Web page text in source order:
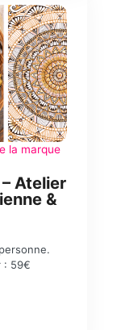
la marque
Atelier
&
: 59€